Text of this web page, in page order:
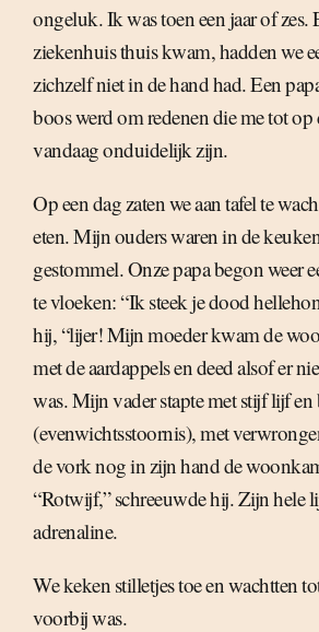
ongeluk. Ik was toen een jaar of zes.
ziekenhuis thuis kwam, hadden we
zichzelf niet in de hand had. Een
boos werd om redenen die me tot op
vandaag onduidelijk zijn.
Op een dag zaten we aan tafel te
eten. Mijn ouders waren in de
gestommel. Onze papa begon weer
te vloeken: “Ik steek je dood
hij, “lijer! Mijn moeder kwam de
met de aardappels en deed alsof er
was. Mijn vader stapte met stijf lijf en
(evenwichtsstoornis), met
de vork nog in zijn hand de
“Rotwijf,” schreeuwde hij. Zijn hele
adrenaline.
We keken stilletjes toe en wachtten
voorbij was.